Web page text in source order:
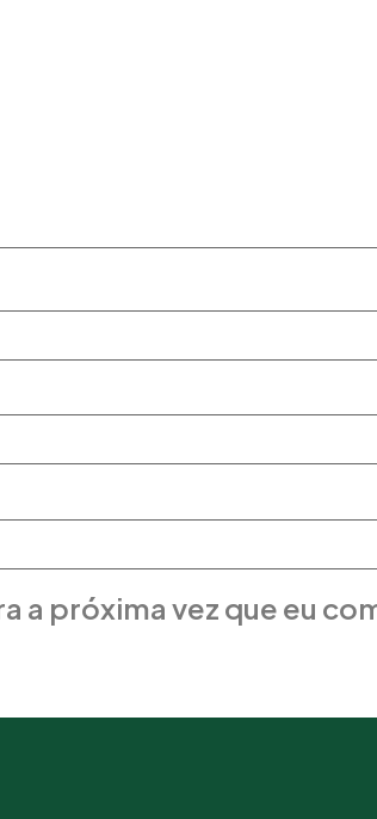
a próxima vez que eu